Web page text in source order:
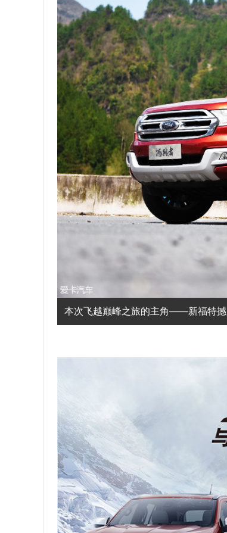
本次飞越巅峰之旅的主角——新福特撼